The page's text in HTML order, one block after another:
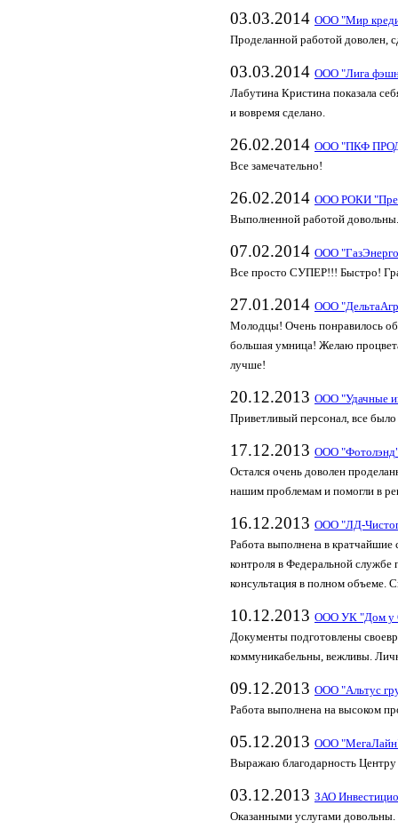
03.03.2014 ООО "Мир
Проделанной работой доволен,
03.03.2014 ООО "Лига
Лабутина Кристина показала
и вовремя сделано.
26.02.2014 ООО "ПКФ
Все замечательно!
26.02.2014 ООО РОКИ
Выполненной работой довольны.
07.02.2014 ООО
Все просто СУПЕР!!! Быстро!
27.01.2014 ООО
Молодцы! Очень понравилось
большая умница! Желаю
лучше!
20.12.2013 ООО "Удачные
Приветливый персонал, все
17.12.2013 ООО
Остался очень доволен
нашим проблемам и помогли в
16.12.2013 ООО "ЛД-
Работа выполнена в кратчайшие
контроля в Федеральной
консультация в полном объеме.
10.12.2013 ООО УК "Дом у
Документы подготовлены
коммуникабельны, вежливы.
09.12.2013 ООО "Альтус
Работа выполнена на высоком
05.12.2013 ООО
Выражаю благодарность Центру
03.12.2013 ЗАО
Оказанными услугами